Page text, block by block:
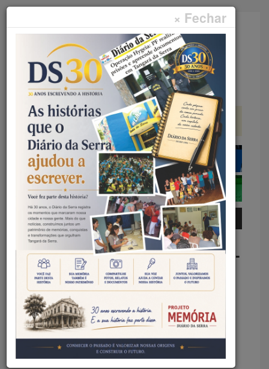
× Fechar
Faça sua pesquisa...
Menu
Início Polícia
OPERAÇÃO TERRITÓRIO LIVRE –
CRIMINOSOS INVADEM
RESIDÊNCIA A MANDO DE
FACÇÃO E FAZEM FAMÍLIA
REFÉM